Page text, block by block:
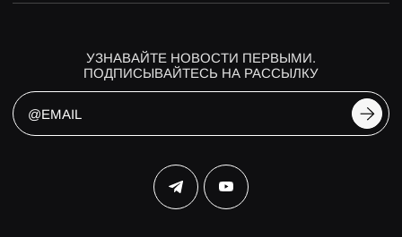
УЗНАВАЙТЕ НОВОСТИ ПЕРВЫМИ.
ПОДПИСЫВАЙТЕСЬ НА РАССЫЛКУ